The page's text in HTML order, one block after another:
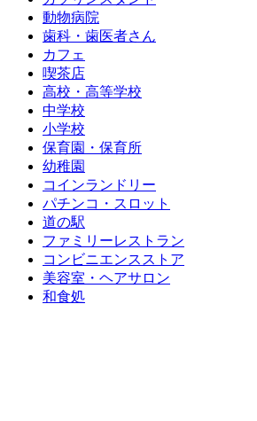
動物病院
歯科・歯医者さん
カフェ
喫茶店
高校・高等学校
中学校
小学校
保育園・保育所
幼稚園
コインランドリー
パチンコ・スロット
道の駅
ファミリーレストラン
コンビニエンスストア
美容室・ヘアサロン
和食処